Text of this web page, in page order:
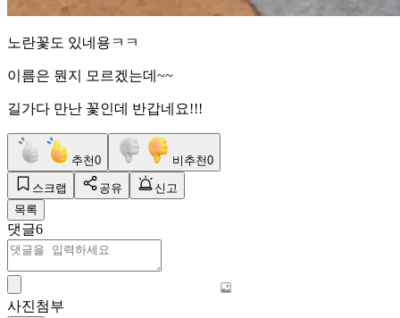
노란꽃도 있네용ㅋㅋ
이름은 뭔지 모르겠는데~~
길가다 만난 꽃인데 반갑네요!!!
추천0 비추천0
스크랩 공유
신고
목록
댓글6
사진첨부